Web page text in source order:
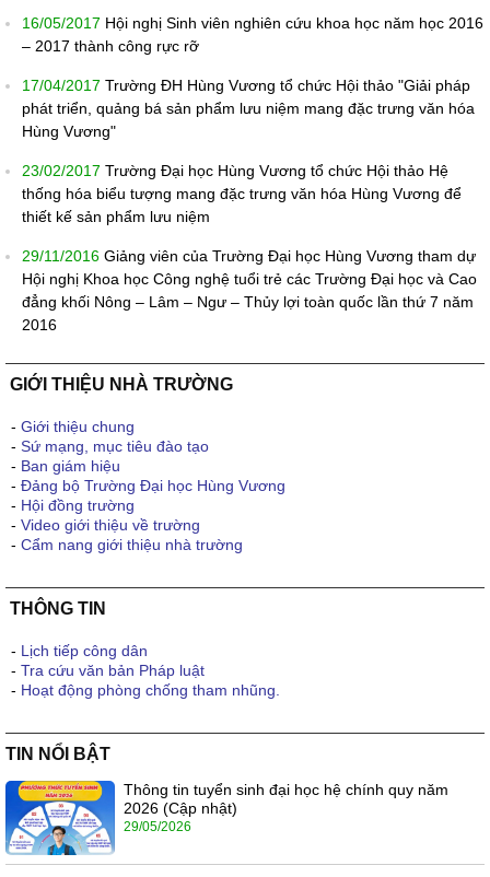
16/05/2017 Hội nghị Sinh viên nghiên cứu khoa học năm học 2016
– 2017 thành công rực rỡ
17/04/2017 Trường ĐH Hùng Vương tổ chức Hội thảo "Giải pháp
phát triển, quảng bá sản phẩm lưu niệm mang đặc trưng văn hóa
Hùng Vương"
23/02/2017 Trường Đại học Hùng Vương tổ chức Hội thảo Hệ
thống hóa biểu tượng mang đặc trưng văn hóa Hùng Vương để
thiết kế sản phẩm lưu niệm
29/11/2016 Giảng viên của Trường Đại học Hùng Vương tham dự
Hội nghị Khoa học Công nghệ tuổi trẻ các Trường Đại học và Cao
đẳng khối Nông – Lâm – Ngư – Thủy lợi toàn quốc lần thứ 7 năm
2016
GIỚI THIỆU NHÀ TRƯỜNG
- Giới thiệu chung
- Sứ mạng, mục tiêu đào tạo
- Ban giám hiệu
- Đảng bộ Trường Đại học Hùng Vương
- Hội đồng trường
- Video giới thiệu về trường
- Cẩm nang giới thiệu nhà trường
THÔNG TIN
- Lịch tiếp công dân
- Tra cứu văn bản Pháp luật
- Hoạt động phòng chống tham nhũng.
TIN NỔI BẬT
Thông tin tuyển sinh đại học hệ chính quy năm
2026 (Cập nhật)
29/05/2026